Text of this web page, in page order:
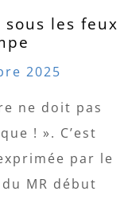
les feux
2025
ne doit pas
! ». C’est
par le
MR début